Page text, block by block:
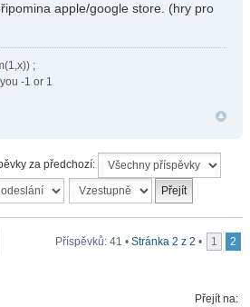
apple/google store. (hry pro
;
-1 or 1
za předchozí:
Příspěvků: 41 • Stránka 2 z 2 • 1 2
Přejít na: